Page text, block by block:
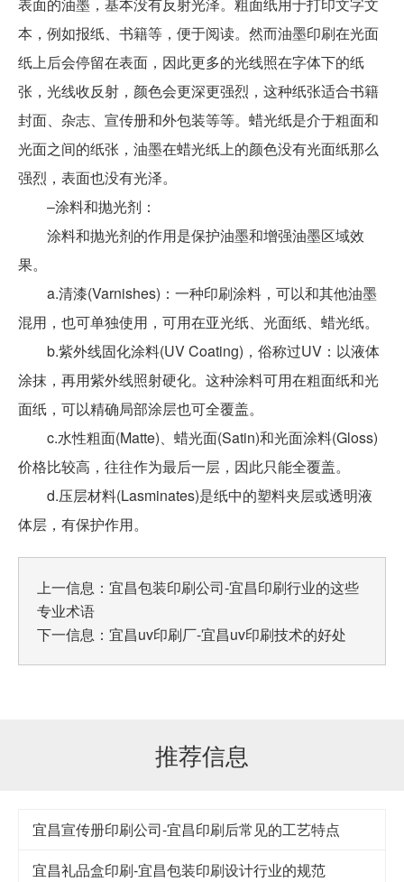
表面的油墨，基本没有反射光泽。粗面纸用于打印文字文
本，例如报纸、书籍等，便于阅读。然而油墨印刷在光面
纸上后会停留在表面，因此更多的光线照在字体下的纸
张，光线收反射，颜色会更深更强烈，这种纸张适合书籍
封面、杂志、宣传册和外包装等等。蜡光纸是介于粗面和
光面之间的纸张，油墨在蜡光纸上的颜色没有光面纸那么
强烈，表面也没有光泽。
–涂料和抛光剂：
涂料和抛光剂的作用是保护油墨和增强油墨区域效
果。
a.清漆(Varnishes)：一种印刷涂料，可以和其他油墨
混用，也可单独使用，可用在亚光纸、光面纸、蜡光纸。
b.紫外线固化涂料(UV Coating)，俗称过UV：以液体
涂抹，再用紫外线照射硬化。这种涂料可用在粗面纸和光
面纸，可以精确局部涂层也可全覆盖。
c.水性粗面(Matte)、蜡光面(Satin)和光面涂料(Gloss)
价格比较高，往往作为最后一层，因此只能全覆盖。
d.压层材料(Lasminates)是纸中的塑料夹层或透明液
体层，有保护作用。
上一信息： 宜昌包装印刷公司-宜昌印刷行业的这些
专业术语
下一信息： 宜昌uv印刷厂-宜昌uv印刷技术的好处
推荐信息
宜昌宣传册印刷公司-宜昌印刷后常见的工艺特点
宜昌礼品盒印刷-宜昌包装印刷设计行业的规范